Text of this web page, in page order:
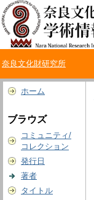
奈良文化財研究所
ホーム
ブラウズ
コミュニティ/
コレクション
発行日
著者
タイトル